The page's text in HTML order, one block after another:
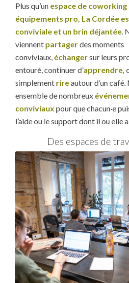
Plus qu’un espace de
équipements pro, La Cordée
conviviale et un brin déjantée.
viennent partagerdes moments
conviviaux, échangersur leurs
entouré, continuer d’apprendre,
simplement rireautour d’un
ensemble de nombreux
conviviaux pour que chacun·e
l’aide ou le support dont il ou elle
Des espaces de